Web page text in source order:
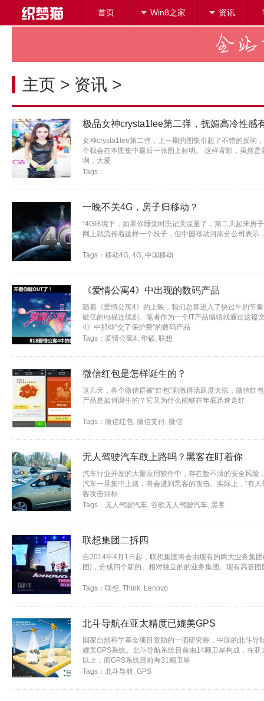
首页 Win8之家 资讯
主页 > 资讯 >
极品女神crysta1lee第二弹，抚媚高冷性感
女神crysta1lee第二弹，上一期的图集引起了不错的反响
个我会在本图集中最后一张图上标明。 这样背影，虽然
啊，大爱
Tags：
一晚不关4G，房子归移动？
“4G环境下，如果你睡觉时忘记关流量了，第二天起来房
网上就流传着这样一个段子，但中国移动河南分公司表示
Tags： 移动4G, 4G, 中国移动
《爱情公寓4》中出现的数码产品
随着《爱情公寓4》的上映，我们总算进入了快过年的节
破亿的电视连续剧。笔者作为一个IT产品编辑就通过这篇
4》中那些“交了保护费”的数码产品
Tags： 爱情公寓4, 华硕, 联想
微信红包是怎样诞生的？
这几天，各个微信群被“红包”刺激得活跃度大涨，微信红
产品是如何诞生的？它又为什么能够在年底迅速走红
Tags： 微信红包, 微信支付, 微信
无人驾驶汽车敢上路吗？黑客在盯着你
汽车行业开发的大量应用软件中，存在数不清的安全风险
汽车一旦集中上路，将会遭到黑客的攻击。实际上，“有
客攻击目标
Tags： 无人驾驶汽车, 谷歌无人驾驶汽车, 黑客
联想集团二拆四
自2014年4月1日起，联想集团将会由现有的两大业务集
团)，分成四个新的、相对独立的的业务集团。现有高管
Tags： 联想, Think, Lenovo
北斗导航在亚太精度已媲美GPS
国家自然科学基金项目资助的一项研究称，中国的北斗导
媲美GPS系统。北斗导航系统目前由14颗卫星构成，在
以上，而GPS系统目前有31颗卫星
Tags： 北斗导航, GPS